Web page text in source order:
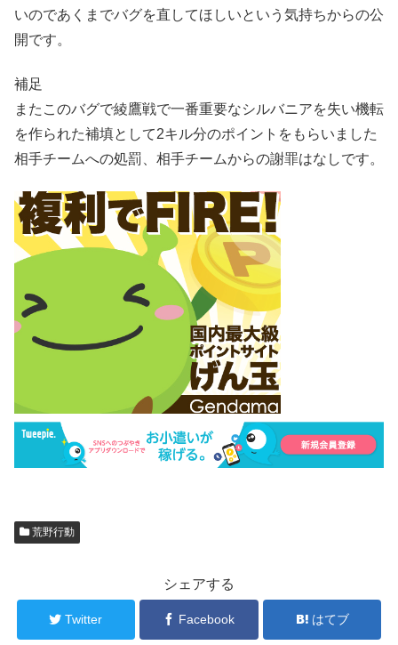
いのであくまでバグを直してほしいという気持ちからの公
開です。
補足
またこのバグで綾鷹戦で一番重要なシルバニアを失い機転
を作られた補填として2キル分のポイントをもらいました
相手チームへの処罰、相手チームからの謝罪はなしです。
荒野行動
シェアする
Twitter Facebook はてブ